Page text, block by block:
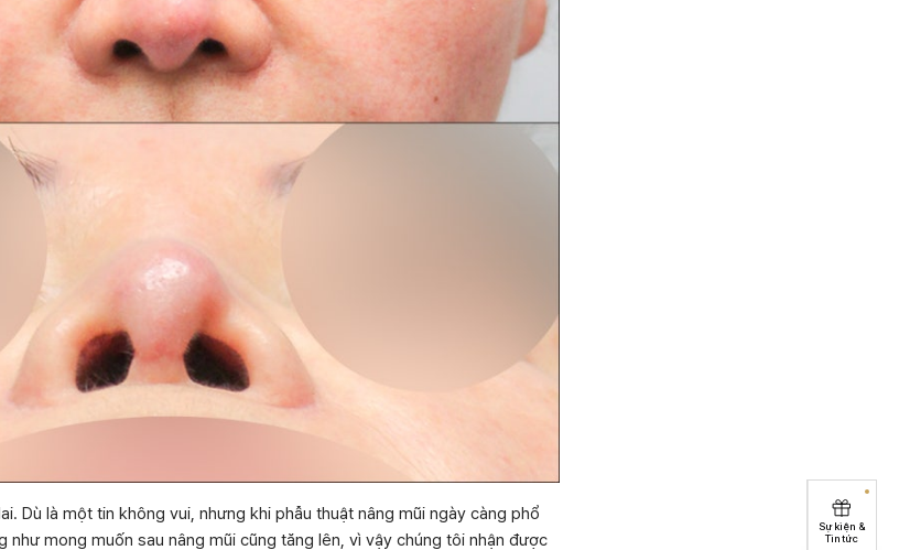
Dù là một tin không vui, nhưng khi phẫu thuật nâng mũi ngày càng phổ
mong muốn sau nâng mũi cũng tăng lên, vì vậy chúng tôi nhận được
Sự kiện &
Tin tức